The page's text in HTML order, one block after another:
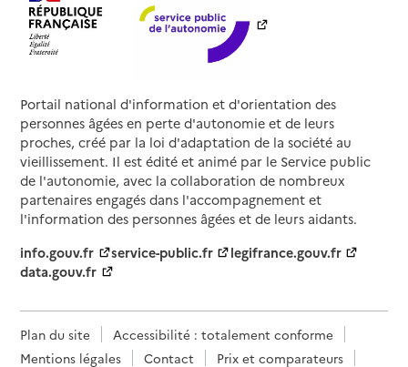
Portail national d'information et d'orientation des
personnes âgées en perte d'autonomie et de leurs
proches, créé par la loi d'adaptation de la société au
vieillissement. Il est édité et animé par le Service public
de l'autonomie, avec la collaboration de nombreux
partenaires engagés dans l'accompagnement et
l'information des personnes âgées et de leurs aidants.
info.gouv.fr
service-public.fr
legifrance.gouv.fr
data.gouv.fr
Plan du site
Accessibilité : totalement conforme
Mentions légales
Contact
Prix et comparateurs